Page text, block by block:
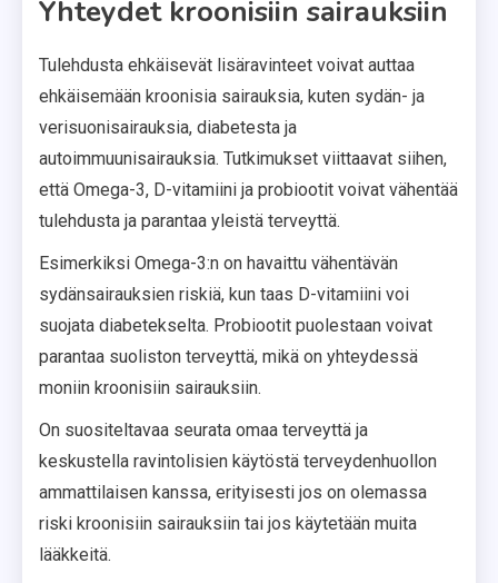
Yhteydet kroonisiin sairauksiin
Tulehdusta ehkäisevät lisäravinteet voivat auttaa
ehkäisemään kroonisia sairauksia, kuten sydän- ja
verisuonisairauksia, diabetesta ja
autoimmuunisairauksia. Tutkimukset viittaavat siihen,
että Omega-3, D-vitamiini ja probiootit voivat vähentää
tulehdusta ja parantaa yleistä terveyttä.
Esimerkiksi Omega-3:n on havaittu vähentävän
sydänsairauksien riskiä, kun taas D-vitamiini voi
suojata diabetekselta. Probiootit puolestaan voivat
parantaa suoliston terveyttä, mikä on yhteydessä
moniin kroonisiin sairauksiin.
On suositeltavaa seurata omaa terveyttä ja
keskustella ravintolisien käytöstä terveydenhuollon
ammattilaisen kanssa, erityisesti jos on olemassa
riski kroonisiin sairauksiin tai jos käytetään muita
lääkkeitä.